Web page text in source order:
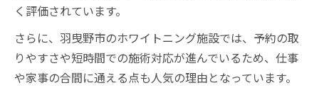
く評価されています。
さらに、羽曳野市のホワイトニング施設では、予約の取
りやすさや短時間での施術対応が進んでいるため、仕事
や家事の合間に通える点も人気の理由となっています。